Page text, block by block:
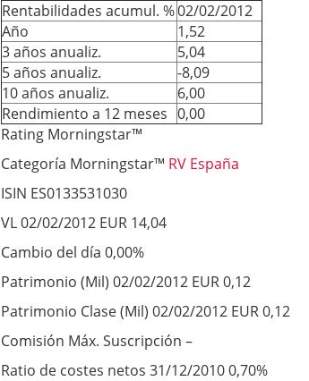
Rentabilidades acumul. %02/02/2012
Año
1,52
3 años anualiz.
5,04
5 años anualiz.
-8,09
10 años anualiz.
6,00
Rendimiento a 12 meses 0,00
Rating Morningstar™
Categoría Morningstar™ RV España
ISIN ES0133531030
VL 02/02/2012 EUR 14,04
Cambio del día 0,00%
Patrimonio (Mil) 02/02/2012 EUR 0,12
Patrimonio Clase (Mil) 02/02/2012 EUR 0,12
Comisión Máx. Suscripción –
Ratio de costes netos 31/12/2010 0,70%